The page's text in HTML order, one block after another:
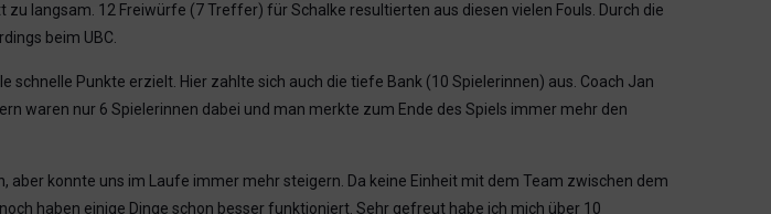
langsam. 12 Freiwürfe (7 Treffer) für Schalke resultierten aus diesen vielen Fouls. Durch die
beim UBC.
Punkte erzielt. Hier zahlte sich auch die tiefe Bank (10 Spielerinnen) aus. Coach Jan
waren nur 6 Spielerinnen dabei und man merkte zum Ende des Spiels immer mehr den
aber konnte uns im Laufe immer mehr steigern. Da keine Einheit mit dem Team zwischen dem
haben einige Dinge schon besser funktioniert. Sehr gefreut habe ich mich über 10